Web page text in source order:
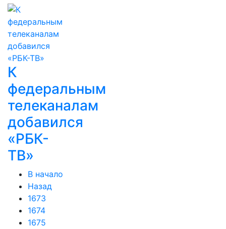
К
федеральным
телеканалам
добавился
«РБК-
ТВ»
В начало
Назад
1673
1674
1675